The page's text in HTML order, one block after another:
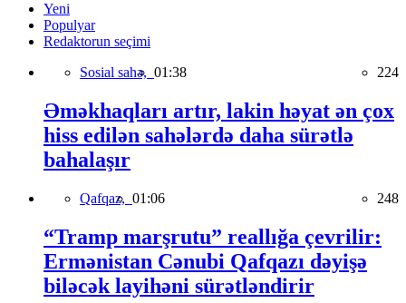
Yeni
Populyar
Redaktorun seçimi
Sosial sahə, 01:38 224
Əməkhaqları artır, lakin həyat ən çox
hiss edilən sahələrdə daha sürətlə
bahalaşır
Qafqaz, 01:06 248
“Tramp marşrutu” reallığa çevrilir:
Ermənistan Cənubi Qafqazı dəyişə
biləcək layihəni sürətləndirir